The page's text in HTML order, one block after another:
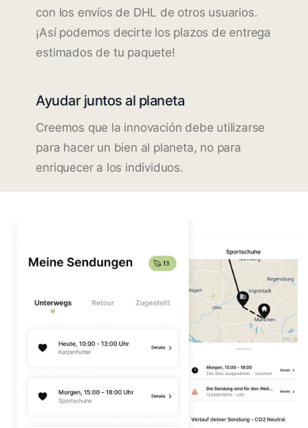
con los envíos de DHL de otros usuarios.
¡Así podemos decirte los plazos de entrega
estimados de tu paquete!
Ayudar juntos al planeta
Creemos que la innovación debe utilizarse
para hacer un bien al planeta, no para
enriquecer a los individuos.